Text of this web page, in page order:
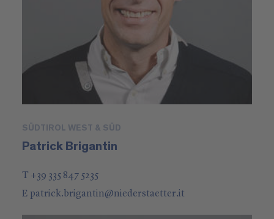
SÜDTIROL WEST & SÜD
Patrick Brigantin
T +39 335 847 5235
E patrick.brigantin@niederstaetter.it